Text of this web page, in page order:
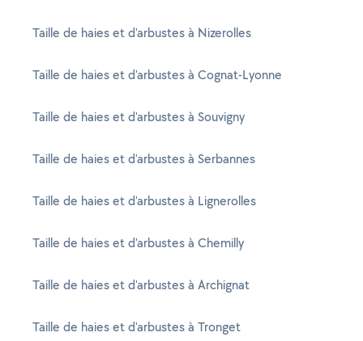
Taille de haies et d'arbustes à Nizerolles
Taille de haies et d'arbustes à Cognat-Lyonne
Taille de haies et d'arbustes à Souvigny
Taille de haies et d'arbustes à Serbannes
Taille de haies et d'arbustes à Lignerolles
Taille de haies et d'arbustes à Chemilly
Taille de haies et d'arbustes à Archignat
Taille de haies et d'arbustes à Tronget